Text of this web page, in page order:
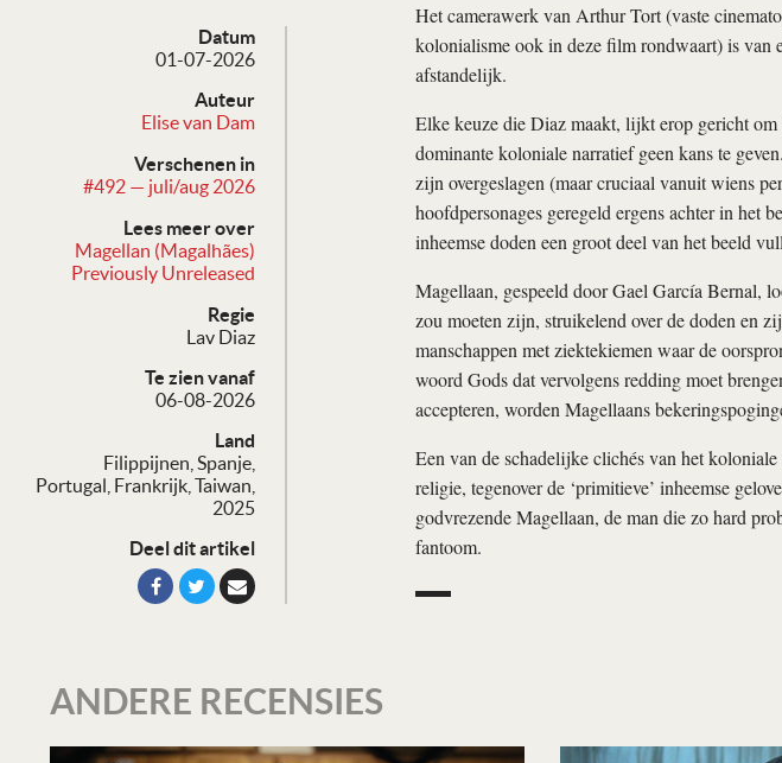
Datum
01-07-2026
Auteur
Elise van Dam
Verschenen in
#492 — juli/aug 2026
Lees meer over
Magellan (Magalhães)
Previously Unreleased
Regie
Lav Diaz
Te zien vanaf
06-08-2026
Land
Filippijnen, Spanje,
Portugal, Frankrijk, Taiwan,
2025
Deel dit artikel
Het camerawerk van Arthur Tort (vaste
kolonialisme ook in deze film rondwaart) is van
afstandelijk.
Elke keuze die Diaz maakt, lijkt erop gericht
dominante koloniale narratief geen kans te
zijn overgeslagen (maar cruciaal vanuit wiens
hoofdpersonages geregeld ergens achter in het
inheemse doden een groot deel van het beeld
Magellaan, gespeeld door Gael García Bernal,
zou moeten zijn, struikelend over de doden en
manschappen met ziektekiemen waar de
woord Gods dat vervolgens redding moet
accepteren, worden Magellaans
Een van de schadelijke clichés van het koloniale
religie, tegenover de ‘primitieve’ inheemse
godvrezende Magellaan, de man die zo hard
fantoom.
ANDERE RECENSIES